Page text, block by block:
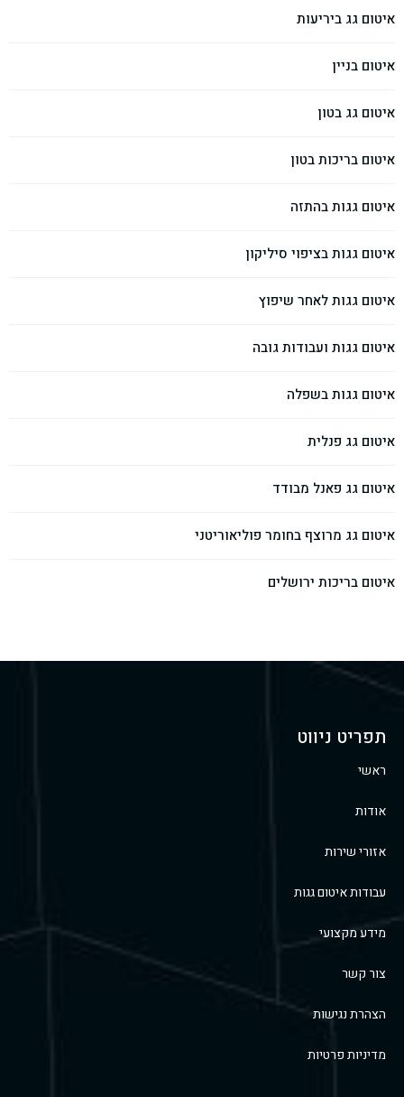
איטום גג ביריעות
איטום בניין
איטום גג בטון
איטום בריכות בטון
איטום גגות בהתזה
איטום גגות בציפוי סיליקון
איטום גגות לאחר שיפוץ
איטום גגות ועבודות גובה
איטום גגות בשפלה
איטום גג פנלית
איטום גג פאנל מבודד
איטום גג מרוצף בחומר פוליאוריטני
איטום בריכות ירושלים
תפריט ניווט
ראשי
אודות
אזורי שירות
עבודות איטום גגות
מידע מקצועי
צור קשר
הצהרת נגישות
מדיניות פרטיות